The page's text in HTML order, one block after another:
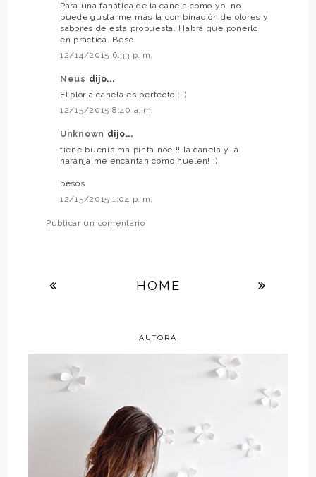
Para una fanática de la canela como yo, no
puede gustarme más la combinación de olores y
sabores de esta propuesta. Habrá que ponerlo
en práctica. Beso
12/14/2015 6:33 p. m.
Neus dijo...
El olor a canela es perfecto :-)
12/15/2015 8:40 a. m.
Unknown dijo...
tiene buenisima pinta noe!!! la canela y la
naranja me encantan como huelen! :)
besos
12/15/2015 1:04 p. m.
Publicar un comentario
HOME
AUTORA